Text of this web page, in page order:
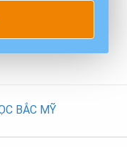
BẮC MỸ